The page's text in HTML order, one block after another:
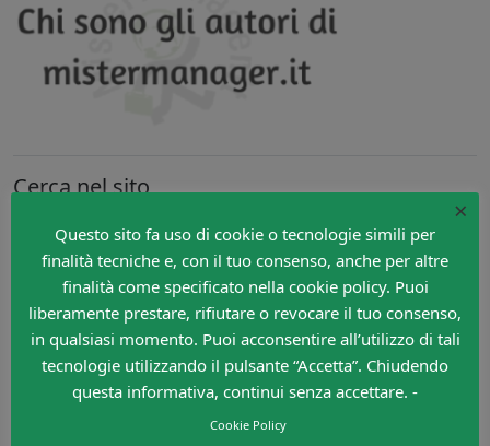
Cerca nel sito
Search
×
Questo sito fa uso di cookie o tecnologie simili per
finalità tecniche e, con il tuo consenso, anche per altre
finalità come specificato nella cookie policy. Puoi
liberamente prestare, rifiutare o revocare il tuo consenso,
in qualsiasi momento. Puoi acconsentire all’utilizzo di tali
tecnologie utilizzando il pulsante “Accetta”. Chiudendo
questa informativa, continui senza accettare. -
Cookie Policy